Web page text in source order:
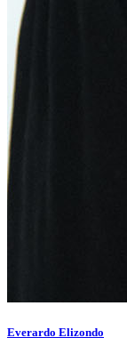
Everardo Elizondo